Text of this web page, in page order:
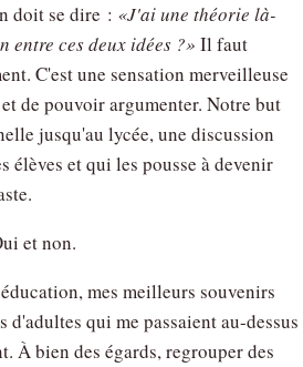
doit se dire :
J'ai une théorie là-
entre ces deux idées ?
Il faut
C'est une sensation merveilleuse
de pouvoir argumenter. Notre but
jusqu'au lycée, une discussion
et qui les pousse à devenir
et non.
mes meilleurs souvenirs
d'adultes qui me passaient au-dessus
À bien des égards, regrouper des